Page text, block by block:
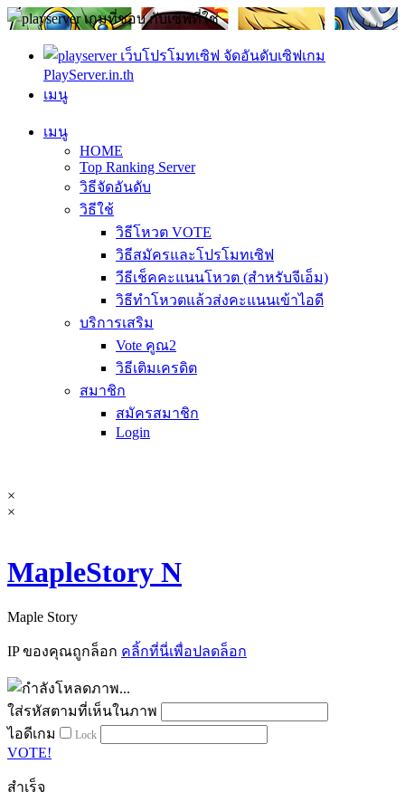
PlayServer.in.th
เมนู
เมนู
HOME
Top Ranking Server
วิธีจัดอันดับ
วิธีใช้
วิธีโหวต VOTE
วิธีสมัครและโปรโมทเซิฟ
วีธีเช็คคะแนนโหวต (สำหรับจีเอ็ม)
วิธีทำโหวตแล้วส่งคะแนนเข้าไอดี
บริการเสริม
Vote คูณ2
วิธีเติมเครดิต
สมาชิก
สมัครสมาชิก
Login
×
×
MapleStory N
Maple Story
IP ของคุณถูกล็อก คลิ้กที่นี่เพื่อปลดล็อก
ใส่รหัสตามที่เห็นในภาพ
ไอดีเกม
Lock
VOTE!
สำเร็จ